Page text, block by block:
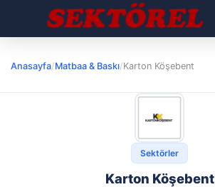
Anasayfa/Matbaa & Baskı/Karton Köşebent
Sektörler
Karton Köşebent